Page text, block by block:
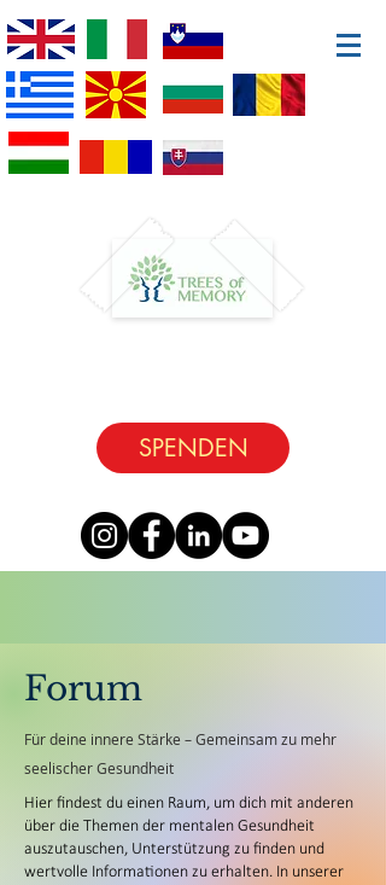
SPENDEN
Forum
Für deine innere Stärke – Gemeinsam zu mehr
seelischer Gesundheit
Hier findest du einen Raum, um dich mit anderen
über die Themen der mentalen Gesundheit
auszutauschen, Unterstützung zu finden und
wertvolle Informationen zu erhalten. In unserer